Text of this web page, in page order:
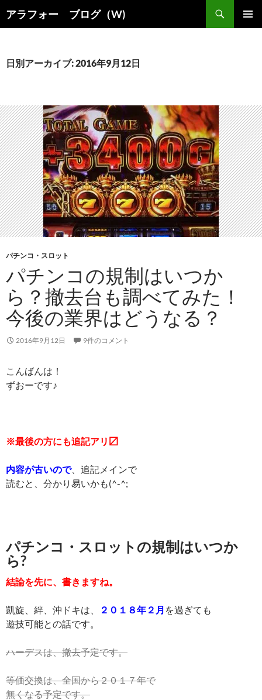
ン
ツ
キ
ッ
プ
アラフォー ブログ（W)
索
日別アーカイブ: 2016年9月12日
パチンコ・スロット
パチンコの規制はいつか
ら？撤去台も調べてみた！
今後の業界はどうなる？
2016年9月12日 9件のコメント
こんばんは！
ずおーです♪
※最後の方にも追記アリ〼
内容が古いので、追記メインで
読むと、分かり易いかも(^-^;
パチンコ・スロットの規制はいつか
ら?
結論を先に、書きますね。
凱旋、絆、沖ドキは、 ２０１８年２月 を過ぎても
遊技可能との話です。
ハーデスは、撤去予定です。
等価交換は、全国から２０１７年で
無くなる予定です。